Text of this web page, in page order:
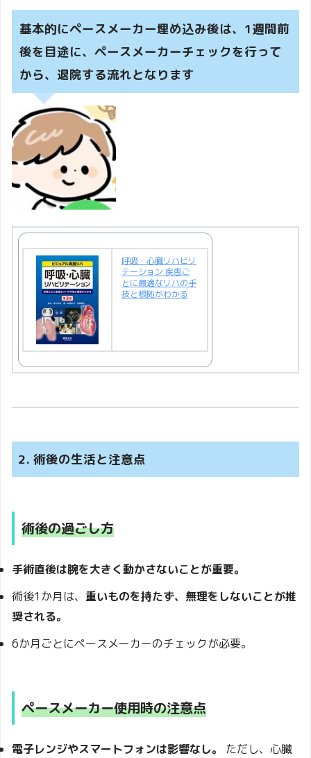
基本的にペースメーカー埋め込み後は、1週間前
後を目途に、ペースメーカーチェックを行って
から、退院する流れとなります
呼吸・心臓リハビリ
テーション 疾患ご
とに最適なリハの手
技と根拠がわかる
2. 術後の生活と注意点
術後の過ごし方
手術直後は腕を大きく動かさないことが重要。
術後1か月は、 重いものを持たず、無理をしないことが推
奨される。
6か月ごとにペースメーカーのチェックが必要。
ペースメーカー使用時の注意点
電子レンジやスマートフォンは影響なし。
ただし、心臓